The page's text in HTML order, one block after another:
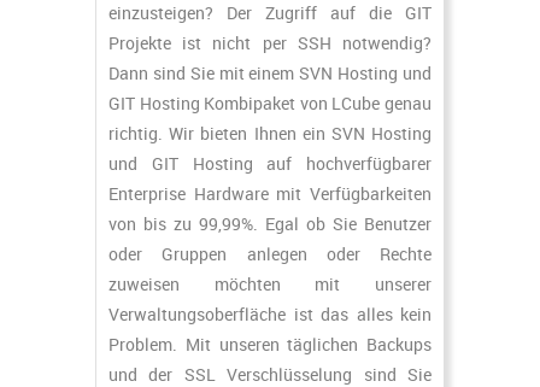
einzusteigen? Der Zugriff auf die GIT
Projekte ist nicht per SSH notwendig?
Dann sind Sie mit einem SVN Hosting und
GIT Hosting Kombipaket von LCube genau
richtig. Wir bieten Ihnen ein SVN Hosting
und GIT Hosting auf hochverfügbarer
Enterprise Hardware mit Verfügbarkeiten
von bis zu 99,99%. Egal ob Sie Benutzer
oder Gruppen anlegen oder Rechte
zuweisen möchten mit unserer
Verwaltungsoberfläche ist das alles kein
Problem. Mit unseren täglichen Backups
und der SSL Verschlüsselung sind Sie